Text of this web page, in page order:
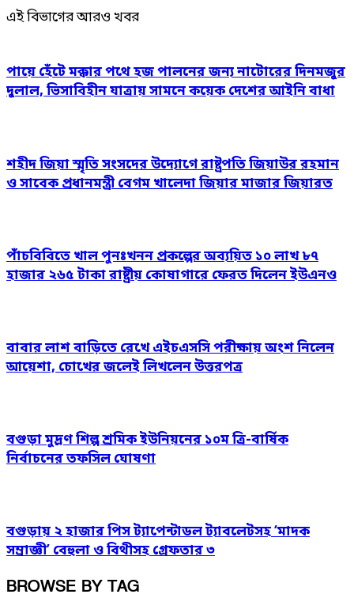
এই বিভাগের আরও খবর
পায়ে হেঁটে মক্কার পথে হজ পালনের জন্য নাটোরের দিনমজুর
দুলাল, ভিসাবিহীন যাত্রায় সামনে কয়েক দেশের আইনি বাধা
শহীদ জিয়া স্মৃতি সংসদের উদ্যোগে রাষ্ট্রপতি জিয়াউর রহমান
ও সাবেক প্রধানমন্ত্রী বেগম খালেদা জিয়ার মাজার জিয়ারত
পাঁচবিবিতে খাল পুনঃখনন প্রকল্পের অব্যয়িত ১০ লাখ ৮৭
হাজার ২৬৫ টাকা রাষ্ট্রীয় কোষাগারে ফেরত দিলেন ইউএনও
বাবার লাশ বাড়িতে রেখে এইচএসসি পরীক্ষায় অংশ নিলেন
আয়েশা, চোখের জলেই লিখলেন উত্তরপত্র
বগুড়া মুদ্রণ শিল্প শ্রমিক ইউনিয়নের ১০ম ত্রি-বার্ষিক
নির্বাচনের তফসিল ঘোষণা
বগুড়ায় ২ হাজার পিস ট্যাপেন্টাডল ট্যাবলেটসহ ‘মাদক
সম্রাজ্ঞী’ বেহুলা ও বিথীসহ গ্রেফতার ৩
BROWSE BY TAG